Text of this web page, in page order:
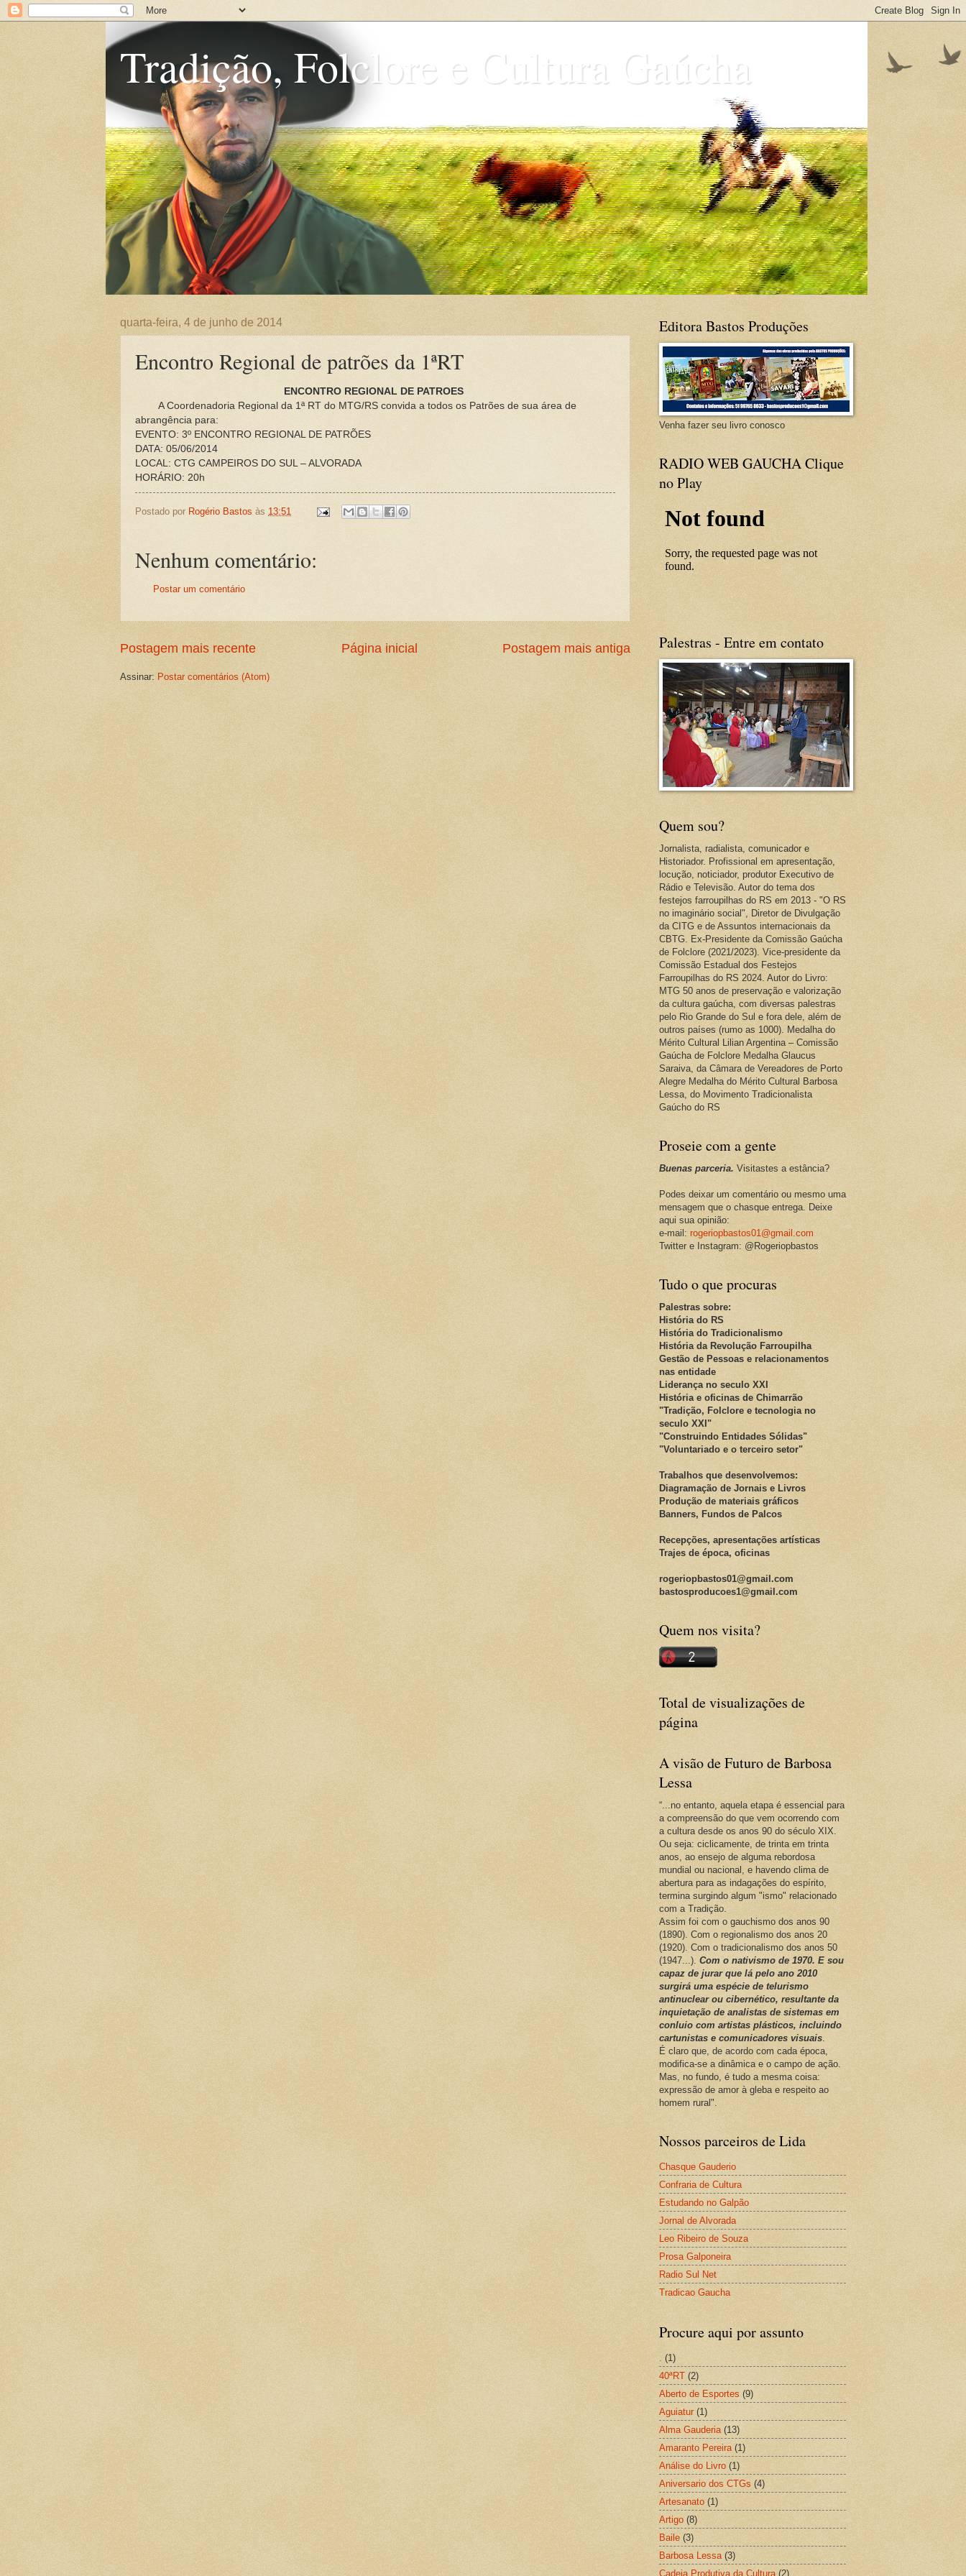
Tradição, Folclore e Cultura Gaúcha
quarta-feira, 4 de junho de 2014
Encontro Regional de patrões da 1ªRT
ENCONTRO REGIONAL DE PATROES
A Coordenadoria Regional da 1ª RT do MTG/RS convida a todos os Patrões de sua área de
abrangência para:
EVENTO: 3º ENCONTRO REGIONAL DE PATRÕES
DATA: 05/06/2014
LOCAL: CTG CAMPEIROS DO SUL – ALVORADA
HORÁRIO: 20h
Postado por Rogério Bastos às 13:51
Nenhum comentário:
Postar um comentário
Postagem mais recente Postagem mais antiga
Página inicial
Assinar: Postar comentários (Atom)
Editora Bastos Produções
Venha fazer seu livro conosco
RADIO WEB GAUCHA Clique
no Play
Palestras - Entre em contato
Quem sou?
Jornalista, radialista, comunicador e
Historiador. Profissional em apresentação,
locução, noticiador, produtor Executivo de
Rádio e Televisão. Autor do tema dos
festejos farroupilhas do RS em 2013 - "O RS
no imaginário social", Diretor de Divulgação
da CITG e de Assuntos internacionais da
CBTG. Ex-Presidente da Comissão Gaúcha
de Folclore (2021/2023). Vice-presidente da
Comissão Estadual dos Festejos
Farroupilhas do RS 2024. Autor do Livro:
MTG 50 anos de preservação e valorização
da cultura gaúcha, com diversas palestras
pelo Rio Grande do Sul e fora dele, além de
outros países (rumo as 1000). Medalha do
Mérito Cultural Lilian Argentina – Comissão
Gaúcha de Folclore Medalha Glaucus
Saraiva, da Câmara de Vereadores de Porto
Alegre Medalha do Mérito Cultural Barbosa
Lessa, do Movimento Tradicionalista
Gaúcho do RS
Proseie com a gente
Buenas parceria. Visitastes a estância?
Podes deixar um comentário ou mesmo uma
mensagem que o chasque entrega. Deixe
aqui sua opinião:
e-mail: rogeriopbastos01@gmail.com
Twitter e Instagram: @Rogeriopbastos
Tudo o que procuras
Palestras sobre:
História do RS
História do Tradicionalismo
História da Revolução Farroupilha
Gestão de Pessoas e relacionamentos
nas entidade
Liderança no seculo XXI
História e oficinas de Chimarrão
"Tradição, Folclore e tecnologia no
seculo XXI"
"Construindo Entidades Sólidas"
"Voluntariado e o terceiro setor"
Trabalhos que desenvolvemos:
Diagramação de Jornais e Livros
Produção de materiais gráficos
Banners, Fundos de Palcos
Recepções, apresentações artísticas
Trajes de época, oficinas
rogeriopbastos01@gmail.com
bastosproducoes1@gmail.com
Quem nos visita?
Total de visualizações de
página
A visão de Futuro de Barbosa
Lessa
“...no entanto, aquela etapa é essencial para
a compreensão do que vem ocorrendo com
a cultura desde os anos 90 do século XIX.
Ou seja: ciclicamente, de trinta em trinta
anos, ao ensejo de alguma rebordosa
mundial ou nacional, e havendo clima de
abertura para as indagações do espírito,
termina surgindo algum "ismo" relacionado
com a Tradição.
Assim foi com o gauchismo dos anos 90
(1890). Com o regionalismo dos anos 20
(1920). Com o tradicionalismo dos anos 50
(1947...). Com o nativismo de 1970. E sou
capaz de jurar que lá pelo ano 2010
surgirá uma espécie de telurismo
antinuclear ou cibernético, resultante da
inquietação de analistas de sistemas em
conluio com artistas plásticos, incluindo
cartunistas e comunicadores visuais.
É claro que, de acordo com cada época,
modifica-se a dinâmica e o campo de ação.
Mas, no fundo, é tudo a mesma coisa:
expressão de amor à gleba e respeito ao
homem rural".
Nossos parceiros de Lida
Chasque Gauderio
Confraria de Cultura
Estudando no Galpão
Jornal de Alvorada
Leo Ribeiro de Souza
Prosa Galponeira
Radio Sul Net
Tradicao Gaucha
Procure aqui por assunto
(1)
40ªRT (2)
Aberto de Esportes (9)
Aguiatur (1)
Alma Gauderia (13)
Amaranto Pereira (1)
Análise do Livro (1)
Aniversario dos CTGs (4)
Artesanato (1)
Artigo (8)
Baile (3)
Barbosa Lessa (3)
Cadeia Produtiva da Cultura (2)